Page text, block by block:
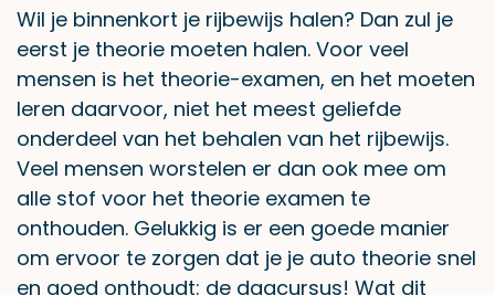
Wil je binnenkort je rijbewijs halen? Dan zul je
eerst je theorie moeten halen. Voor veel
mensen is het theorie-examen, en het moeten
leren daarvoor, niet het meest geliefde
onderdeel van het behalen van het rijbewijs.
Veel mensen worstelen er dan ook mee om
alle stof voor het theorie examen te
onthouden. Gelukkig is er een goede manier
om ervoor te zorgen dat je je auto theorie snel
en goed onthoudt: de dagcursus! Wat dit